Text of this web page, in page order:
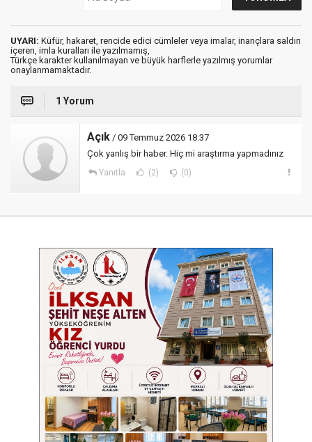
UYARI: Küfür, hakaret, rencide edici cümleler veya imalar, inançlara saldırı
içeren, imla kuralları ile yazılmamış,
Türkçe karakter kullanılmayan ve büyük harflerle yazılmış yorumlar
onaylanmamaktadır.
1 Yorum
Açık / 09 Temmuz 2026 18:37
Çok yanlış bir haber. Hiç mi araştırma yapmadınız
Yanıtla (2) (0)